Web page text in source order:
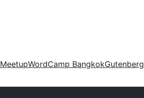
MeetupWordCamp BangkokGutenberg